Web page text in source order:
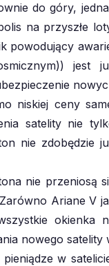
do góry,
na przyszłe
powodujący
jest
niskiej ceny
satelity nie
nie zdobędzie
nie przeniosą
Ariane V
okienka
nowego satelity
w